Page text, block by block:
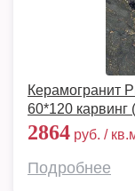
Керамогранит
60*120 карвинг
2864 руб. /
Подробнее